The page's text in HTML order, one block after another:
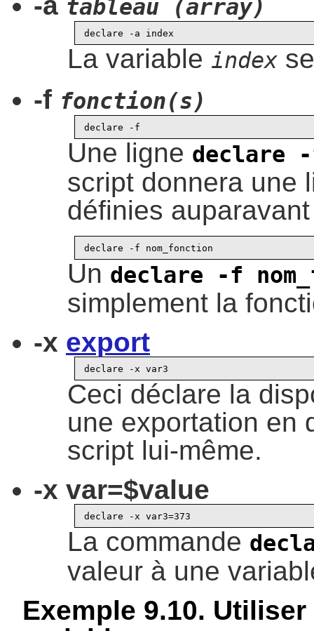
tableau (array)
La variable index
-f fonction(s)
Une ligne declare
script donnera une
définies
Un declare -f
simplement la
-x export
Ceci déclare la
une exportation en
script lui-même.
-x var=$value
La commande
valeur à une
Exemple 9.10. Utiliser